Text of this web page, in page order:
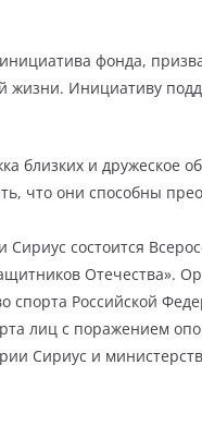
фонда,
жизни. Инициативу
близких и дружеское
что они способны
состоится
Отечества».
спорта Российской
лиц с поражением
Сириус и